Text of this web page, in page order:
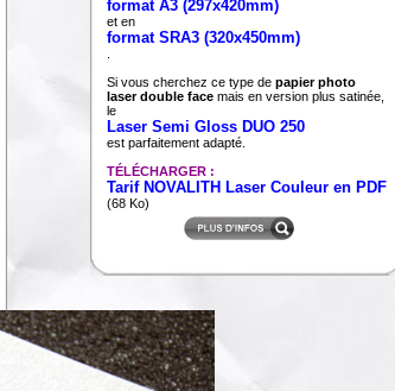
format A3 (297x420mm)
et en
format SRA3 (320x450mm)
Si vous cherchez ce type de papier photo
laser double face mais en version plus satinée,
le
Laser Semi Gloss DUO 250
est parfaitement adapté.
TÉLÉCHARGER :
Tarif NOVALITH Laser Couleur en PDF
(68 Ko)